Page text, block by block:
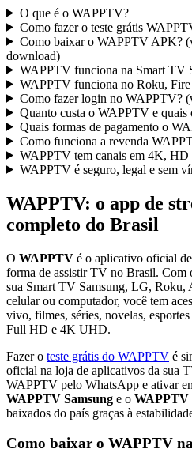
O que é o WAPPTV?
Como fazer o teste grátis
Como baixar o WAPPTV APK?
download)
WAPPTV funciona na Smart TV
WAPPTV funciona no Roku,
Como fazer login no WAPPTV?
Quanto custa o WAPPTV e quais
Quais formas de pagamento o
Como funciona a revenda
WAPPTV tem canais em 4K, HD
WAPPTV é seguro, legal e sem
WAPPTV: o app de
completo do Brasil
O WAPPTV é o aplicativo oficial
forma de assistir TV no Brasil. Com
sua Smart TV Samsung, LG,
celular ou computador, você tem
vivo, filmes, séries, novelas,
Full HD e 4K UHD.
Fazer o teste grátis do WAPPTV é
oficial na loja de aplicativos da sua
WAPPTV pelo WhatsApp e ativar
WAPPTV Samsung e o WAPPTV
baixados do país graças à
Como baixar o WAPPTV